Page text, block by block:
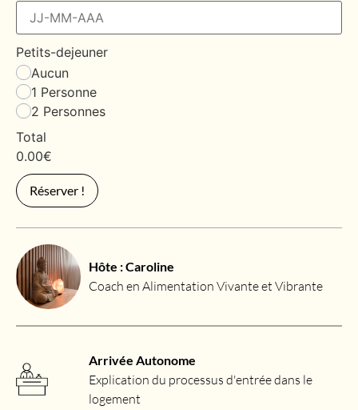
Petits-dejeuner
Aucun
1 Personne
2 Personnes
Total
0.00€
Réserver !
Hôte : Caroline
Coach en Alimentation Vivante et Vibrante
Arrivée Autonome
Explication du processus d'entrée dans le
logement